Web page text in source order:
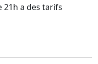
21h a des tarifs